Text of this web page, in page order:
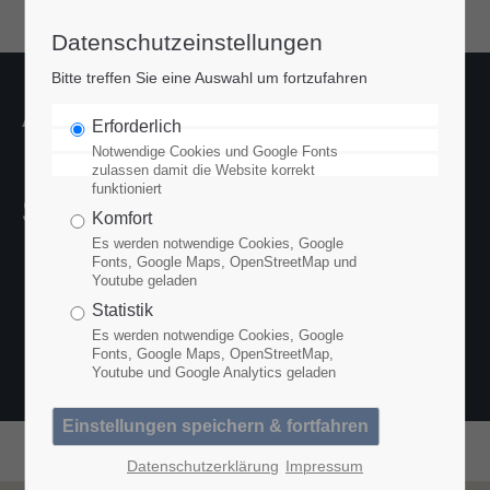
Login
Passwort
Anmelden
Register|Lost your password?
Support
Lorem ipsum dolor sit amet:
Ausbildung / Freiburg
Die sonnigste Stadt im
Süden
Datenschutzeinstellungen
Bitte treffen Sie eine Auswahl um fortzufahren
Erforderlich
Notwendige Cookies und Google Fonts
zulassen damit die Website korrekt
funktioniert
Komfort
Es werden notwendige Cookies, Google
Fonts, Google Maps, OpenStreetMap und
Youtube geladen
Statistik
Es werden notwendige Cookies, Google
Fonts, Google Maps, OpenStreetMap,
Youtube und Google Analytics geladen
Datenschutzerklärung Impressum